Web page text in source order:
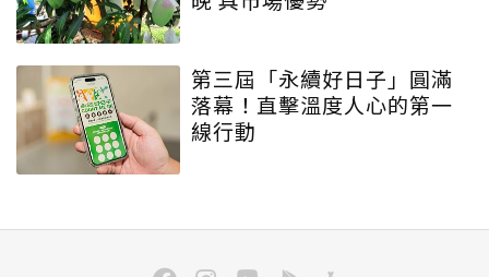
第三屆「永續好日子」圓滿
落幕！直擊溫度人心的第一
線行動